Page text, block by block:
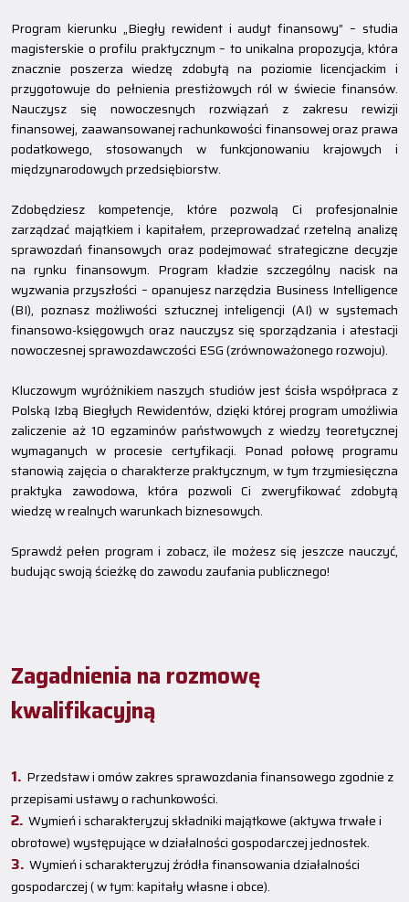
Program kierunku „Biegły rewident i audyt finansowy” – studia
magisterskie o profilu praktycznym – to unikalna propozycja, która
znacznie poszerza wiedzę zdobytą na poziomie licencjackim i
przygotowuje do pełnienia prestiżowych ról w świecie finansów.
Nauczysz się nowoczesnych rozwiązań z zakresu rewizji
finansowej, zaawansowanej rachunkowości finansowej oraz prawa
podatkowego, stosowanych w funkcjonowaniu krajowych i
międzynarodowych przedsiębiorstw.
Zdobędziesz kompetencje, które pozwolą Ci profesjonalnie
zarządzać majątkiem i kapitałem, przeprowadzać rzetelną analizę
sprawozdań finansowych oraz podejmować strategiczne decyzje
na rynku finansowym. Program kładzie szczególny nacisk na
wyzwania przyszłości – opanujesz narzędzia Business Intelligence
(BI), poznasz możliwości sztucznej inteligencji (AI) w systemach
finansowo-księgowych oraz nauczysz się sporządzania i atestacji
nowoczesnej sprawozdawczości ESG (zrównoważonego rozwoju).
Kluczowym wyróżnikiem naszych studiów jest ścisła współpraca z
Polską Izbą Biegłych Rewidentów, dzięki której program umożliwia
zaliczenie aż 10 egzaminów państwowych z wiedzy teoretycznej
wymaganych w procesie certyfikacji. Ponad połowę programu
stanowią zajęcia o charakterze praktycznym, w tym trzymiesięczna
praktyka zawodowa, która pozwoli Ci zweryfikować zdobytą
wiedzę w realnych warunkach biznesowych.
Sprawdź pełen program i zobacz, ile możesz się jeszcze nauczyć,
budując swoją ścieżkę do zawodu zaufania publicznego!
Zagadnienia na rozmowę
kwalifikacyjną
Przedstaw i omów zakres sprawozdania finansowego zgodnie z
przepisami ustawy o rachunkowości.
Wymień i scharakteryzuj składniki majątkowe (aktywa trwałe i
obrotowe) występujące w działalności gospodarczej jednostek.
Wymień i scharakteryzuj źródła finansowania działalności
gospodarczej ( w tym: kapitały własne i obce).